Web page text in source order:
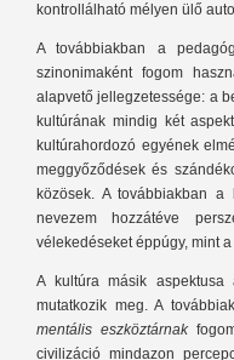
kontrollálható mélyen ülő
A továbbiakban a
szinonimaként fogom
alapvető jellegzetessége: a
kultúrának mindig két
kultúrahordozó egyének
meggyőződések és
közösek. A továbbiakban
nevezem hozzátéve
vélekedéseket éppúgy, mint
A kultúra másik aspektusa
mutatkozik meg. A
mentális eszköztárnak
civilizáció mindazon